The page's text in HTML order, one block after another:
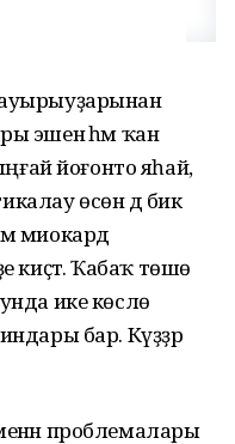
эшенә һәм ҡан
йоғонто яһай,
өсөн дә бик
миокард
киҫәтә. Ҡабаҡ төшө
ике көслө
бар. Күҙҙәр
проблемалары